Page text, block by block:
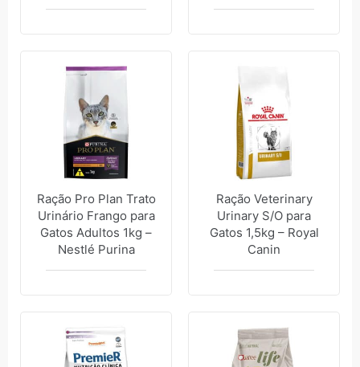
Ração Pro Plan Trato
Urinário Frango para
Gatos Adultos 1kg –
Nestlé Purina
Ração Veterinary
Urinary S/O para
Gatos 1,5kg – Royal
Canin